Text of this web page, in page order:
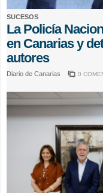
SUCESOS
La Policía
en Canarias y
autores
Diario de Canarias 0